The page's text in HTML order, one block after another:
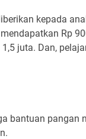
kepada
Rp
juta. Dan,
bantuan pangan